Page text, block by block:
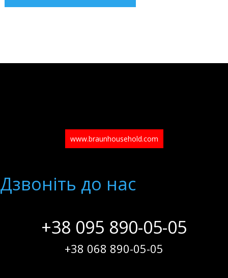
www.braunhousehold.com
Дзвонiть до нас
+38 095 890-05-05
+38 068 890-05-05